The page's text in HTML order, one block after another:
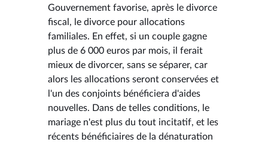
Gouvernement favorise, après le divorce
fiscal, le divorce pour allocations
familiales. En effet, si un couple gagne
plus de 6 000 euros par mois, il ferait
mieux de divorcer, sans se séparer, car
alors les allocations seront conservées et
l'un des conjoints bénéficiera d'aides
nouvelles. Dans de telles conditions, le
mariage n'est plus du tout incitatif, et les
récents bénéficiaires de la dénaturation